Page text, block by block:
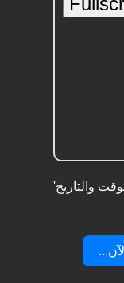
والتاريخ'